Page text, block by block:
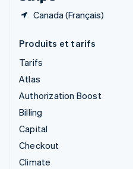
Canada (Français)
Produits et tarifs
Tarifs
Atlas
Authorization Boost
Billing
Capital
Checkout
Climate